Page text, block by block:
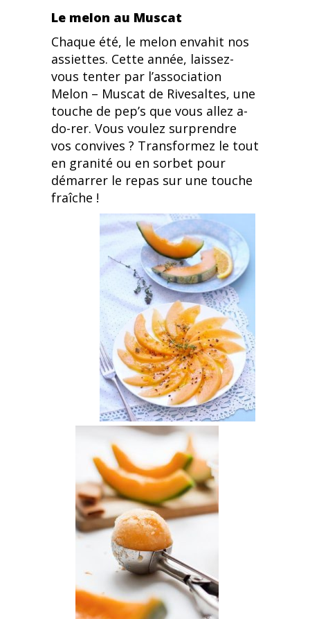
Le melon au Muscat
Chaque été, le melon envahit nos
assiettes. Cette année, laissez-
vous tenter par l’association
Melon – Muscat de Rivesaltes, une
touche de pep’s que vous allez a-
do-rer. Vous voulez surprendre
vos convives ? Transformez le tout
en granité ou en sorbet pour
démarrer le repas sur une touche
fraîche !